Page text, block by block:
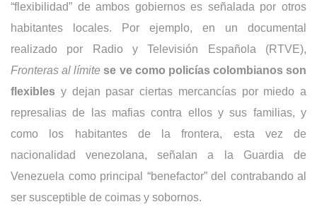
“flexibilidad” de ambos gobiernos es señalada por otros
habitantes locales. Por ejemplo, en un documental
realizado por Radio y Televisión Española (RTVE),
Fronteras al límite se ve como policías colombianos son
flexibles y dejan pasar ciertas mercancías por miedo a
represalias de las mafias contra ellos y sus familias, y
como los habitantes de la frontera, esta vez de
nacionalidad venezolana, señalan a la Guardia de
Venezuela como principal “benefactor” del contrabando al
ser susceptible de coimas y sobornos.